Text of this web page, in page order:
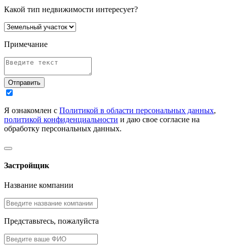
Какой тип недвижимости интересует?
Примечание
Отправить
Я ознакомлен с Политикой в области персональных данных,
политикой конфиденциальности и даю свое согласие на
обработку персональных данных.
Застройщик
Название компании
Представьтесь, пожалуйста